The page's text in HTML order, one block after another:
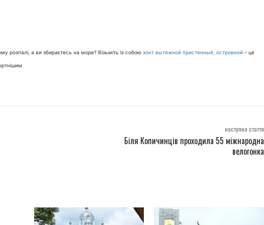
розпалі, а ви збираєтесь на море? Візьміть із собою зонт вытяжной пристенный, островной – це
наступна стаття
Біля Копичинців проходила 55 міжнародна
велогонка